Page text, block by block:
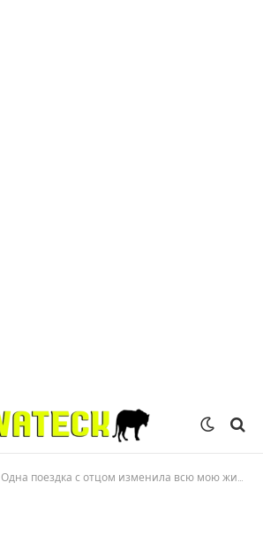
Одна поездка с отцом изменила всю мою жизнь